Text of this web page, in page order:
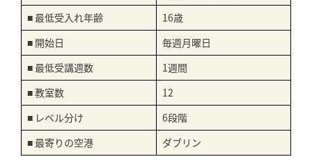
■ 最低受入れ年齢
16歳
■ 開始日
毎週月曜日
■ 最低受講週数
1週間
■ 教室数
12
■ レベル分け
6段階
■ 最寄りの空港
ダブリン